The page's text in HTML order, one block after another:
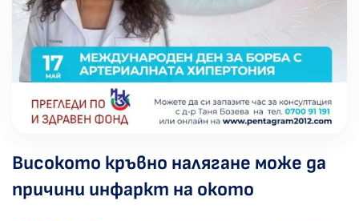
Високото кръвно налягане може да
причини инфаркт на окото